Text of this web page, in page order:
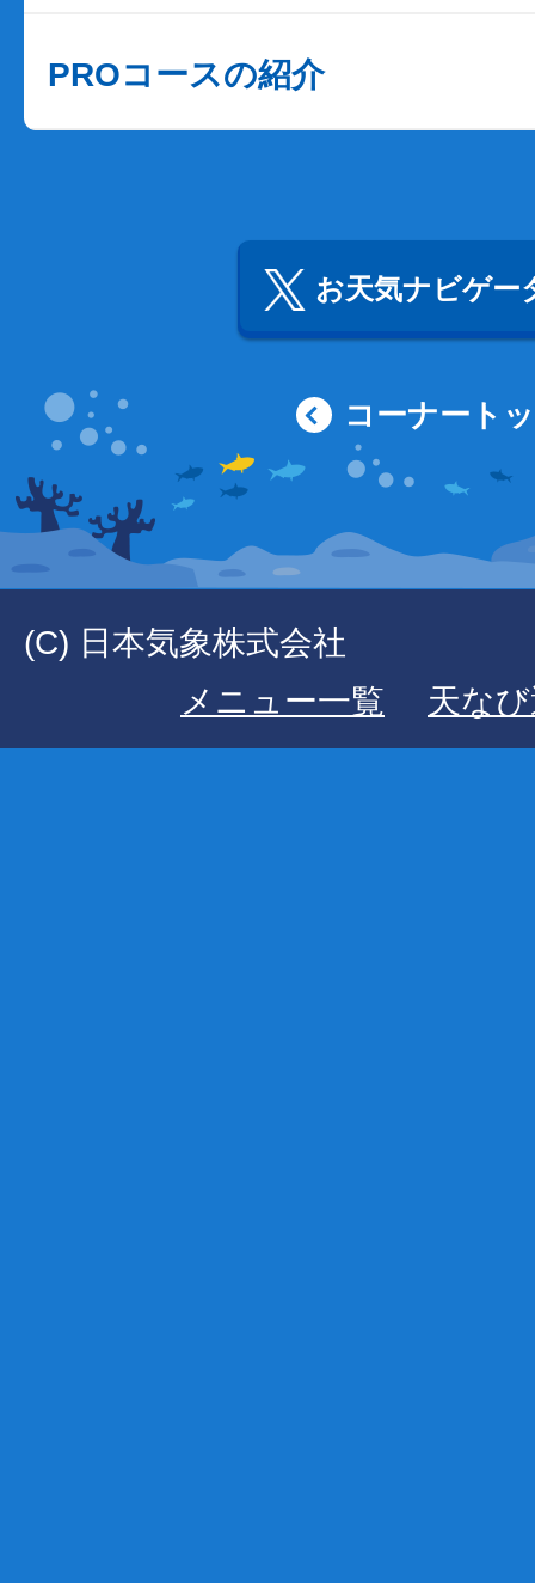
PROコースの紹介
お天気ナビゲー
コーナート
(C) 日本気象株式会社
メニュー一覧
天な